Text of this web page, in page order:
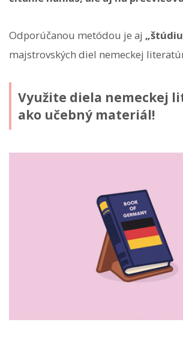
Odporúčanou metódou je aj
majstrovských diel nemeckej
Využite diela nemeckej
ako učebný materiál!